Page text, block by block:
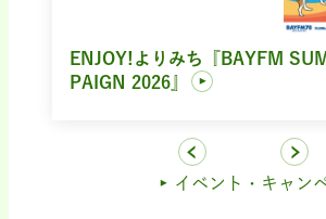
ENJOY!よりみち『BAYFM
PAIGN 2026』
イベント・キャン